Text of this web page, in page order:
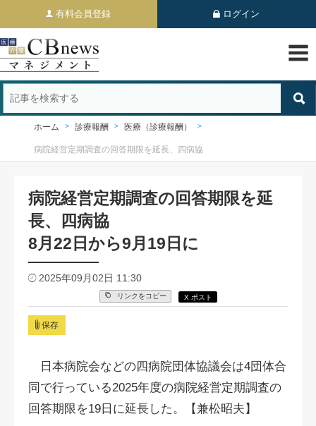
有料会員登録 ログイン
ホーム 診療報酬 医療（診療報酬）
病院経営定期調査の回答期限を延長、四病協
病院経営定期調査の回答期限を延
長、四病協
8月22日から9月19日に
2025年09月02日 11:30
リンクをコピー X ポスト
保存
日本病院会などの四病院団体協議会は4団体合
同で行っている2025年度の病院経営定期調査の
回答期限を19日に延長した。【兼松昭夫】